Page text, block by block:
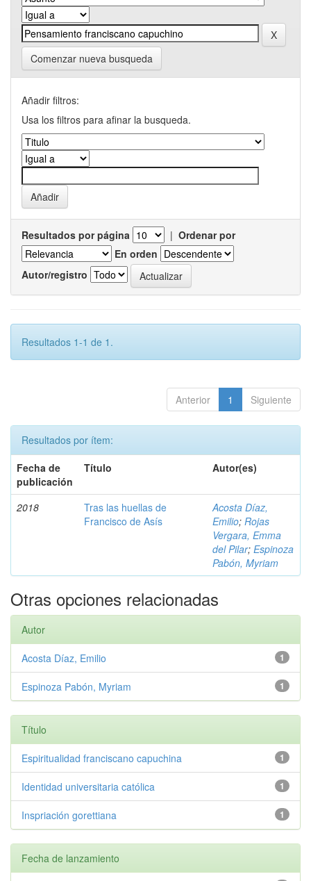
Comenzar nueva busqueda
Añadir filtros:
Usa los filtros para afinar la busqueda.
Resultados por página | Ordenar por
En orden
Autor/registro
Resultados 1-1 de 1.
Anterior 1 Siguiente
Resultados por ítem:
Fecha de
publicación
Título Autor(es)
2018
Tras las huellas de
Francisco de Asís
Acosta Díaz,
Emilio; Rojas
Vergara, Emma
del Pilar; Espinoza
Pabón, Myriam
Otras opciones relacionadas
Autor
1
Acosta Díaz, Emilio
1
Espinoza Pabón, Myriam
Título
1
Espiritualidad franciscano capuchina
1
Identidad universitaria católica
1
Inspriación gorettiana
Fecha de lanzamiento